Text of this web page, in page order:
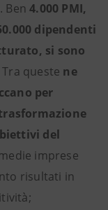
Ben 4.000 PMI,
dipendenti
si sono
queste ne
per
del
imprese
risultati in